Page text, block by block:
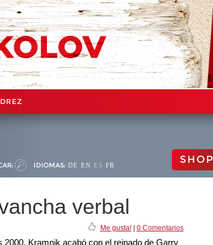
IDIOMAS: DE EN ES FR SHOP
verbal
Me gusta!| 0 Comentarios
2000, Kramnik acabó con el reinado de Garry